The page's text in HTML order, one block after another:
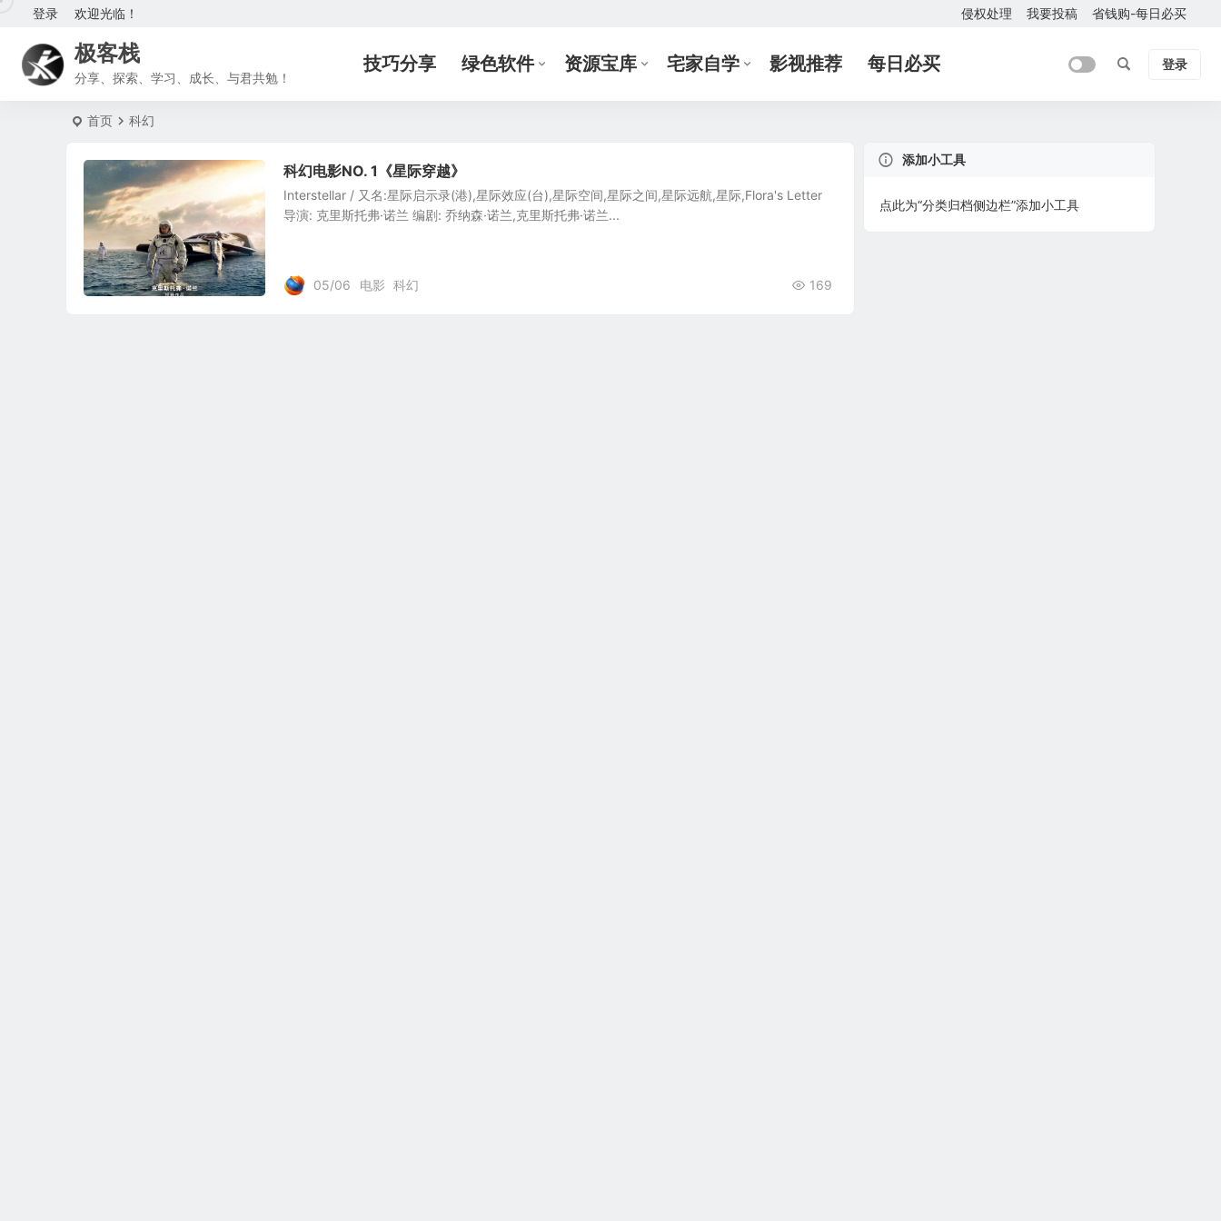
欢迎光临！
登录 侵权处理 我要投稿 省钱购-每日必买
极客栈
分享、探索、学习、成长、与君共勉！
技巧分享 绿色软件 资源宝库 宅家自学 影视推荐 每日必买 登录
首页 科幻
科幻电影NO. 1《星际穿越》
Interstellar / 又名:星际启示录(港),星际效应(台),星际空间,星际之间,星际远航,星际,Flora's Letter
导演: 克里斯托弗·诺兰 编剧: 乔纳森·诺兰,克里斯托弗·诺兰...
05/06 169
电影 科幻
添加小工具
点此为“分类归档侧边栏”添加小工具